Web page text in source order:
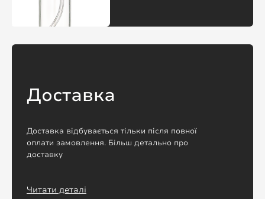
Доставка
Доставка відбувається тільки після повної
оплати замовлення. Більш детально про
доставку
Читати деталі